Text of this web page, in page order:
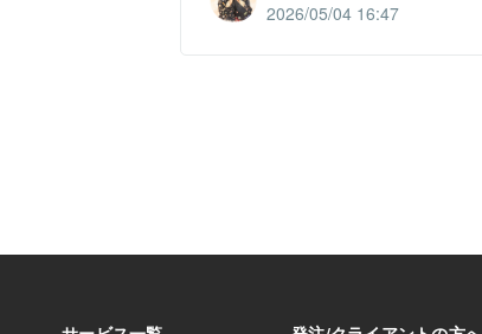
2026/05/04 16:47